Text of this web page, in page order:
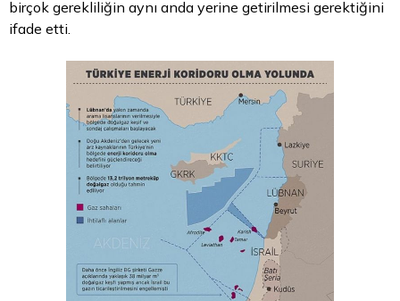
birçok gerekliliğin aynı anda yerine getirilmesi gerektiğini
ifade etti.